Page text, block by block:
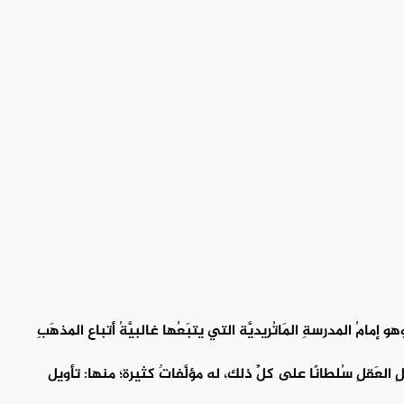
المدرسةِ المَاتُريديَّة التي يتبَعُها غالبيَّةُ أتباع المذهَبِ
العَقلِ سُلطانًا على كلِّ ذلك، له مؤلَّفاتٌ كثيرة؛ منها: تأويل